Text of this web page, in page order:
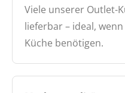
Viele unserer Outlet-
lieferbar – ideal,
Küche benötigen.